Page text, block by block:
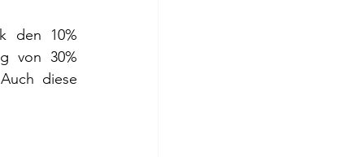
den 10%
von 30%
diese